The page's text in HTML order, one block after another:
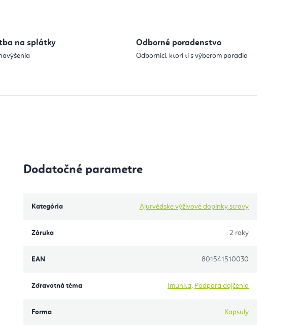
na splátky Odborné poradenstvo
Odborníci, ktorí ti s výberom poradia
Dodatočné parametre
Kategória Ajurvédske výživové doplnky stravy
Záruka 2 roky
EAN 801541510030
Zdravotná téma Imunita, Podpora dojčenia
Forma Kapsuly